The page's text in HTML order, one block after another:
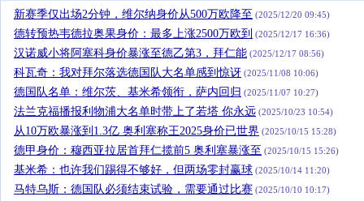
新赛季仅出场2分钟，维尔纳身价从500万欧降至 (2025/12/20 09:45)
德转预热韦德拉奥果身价：最多上涨2500万欧到 (2025/12/17 16:36)
汉诺威小将阿塞科身价暴涨至德乙第3，拜仁能 (2025/12/17 08:56)
科瓦奇：我对拜尔落选德国队大名单感到惊讶 (2025/11/08 10:06)
德国队名单：维尔茨、基米希领衔，萨内回归 (2025/11/07 10:27)
法兰克福播报利物浦大名单时带上了若塔 你永远 (2025/10/23 10:54)
从10万欧暴涨到1.3亿 奥利塞称王2025身价已世界 (2025/10/15 15:28)
德甲身价：穆西亚拉居首拜仁揽前5 奥利塞暴涨至 (2025/10/15 15:26)
基米希：也许我们踢得不够好，但两场零封赢球 (2025/10/14 11:20)
马特乌斯：德国队必须结束试验，需要通过比赛 (2025/10/10 10:17)